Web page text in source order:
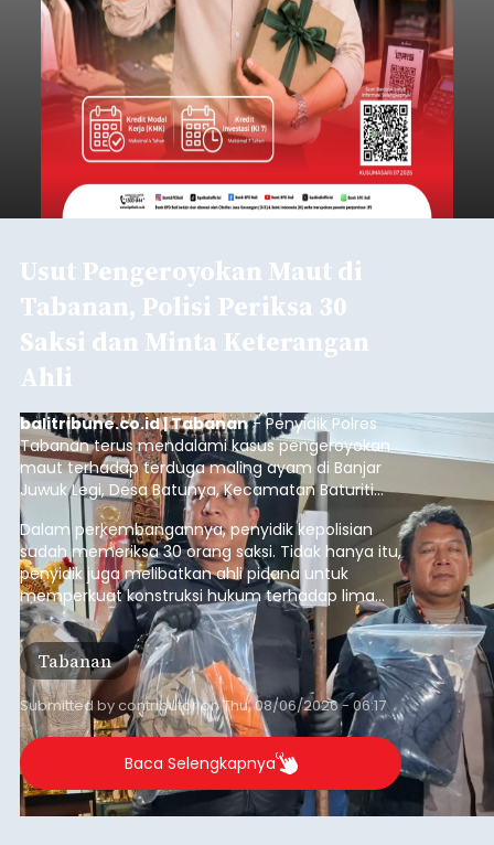
Usut Pengeroyokan Maut di
Tabanan, Polisi Periksa 30
Saksi dan Minta Keterangan
Ahli
balitribune.co.id | Tabanan- Penyidik Polres
Tabanan terus mendalami kasus pengeroyokan
maut terhadap terduga maling ayam di Banjar
Juwuk Legi, Desa Batunya, Kecamatan Baturiti
yang terjadi beberapa waktu lalu.
Dalam perkembangannya, penyidik kepolisian
sudah memeriksa 30 orang saksi. Tidak hanya itu,
penyidik juga melibatkan ahli pidana untuk
memperkuat konstruksi hukum terhadap lima
orang tersangka yang saat ini ditahan.
Tabanan
Submitted bycontributoronThu, 08/06/2026 - 06:17
Baca Selengkapnya